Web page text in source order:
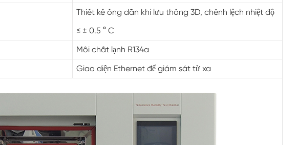
Thiết bị kiểm tra tấm pin PV
Buồng thử nghiệm suy thoái PV
Đi bộ trong buồng độ ẩm
Buồng nhiệt độ
Thiết kế ống dẫn khí lưu thông 3D, chênh lệch nhiệt độ
≤ ± 0.5 ° C
Môi chất lạnh R134a
Giao diện Ethernet để giám sát từ xa